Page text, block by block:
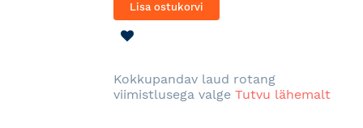
Lisa ostukorvi
Kokkupandav laud rotang
viimistlusega valge Tutvu lähemalt